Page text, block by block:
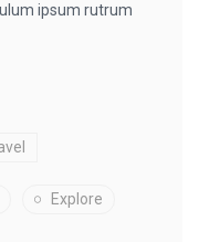
ipsum rutrum
Explore